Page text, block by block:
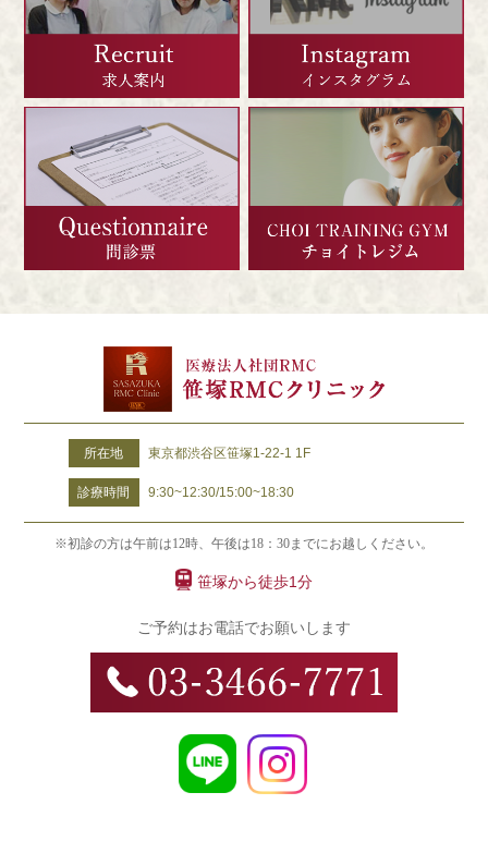
所在地 東京都渋谷区笹塚1-22-1 1F
診療時間 9:30~12:30/15:00~18:30
※初診の方は午前は12時、午後は18：30までにお越しください。
笹塚から徒歩1分
ご予約はお電話でお願いします